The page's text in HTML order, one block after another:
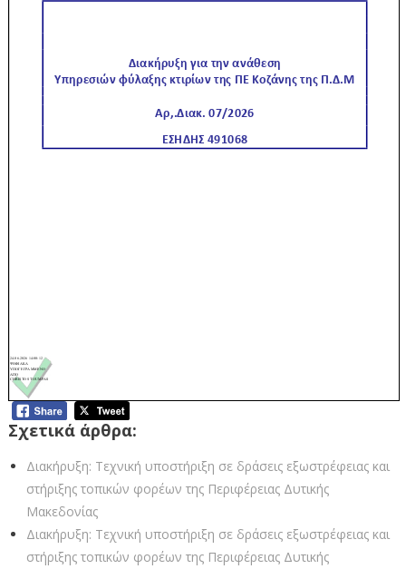
Σχετικά άρθρα:
Διακήρυξη: Τεχνική υποστήριξη σε δράσεις εξωστρέφειας και
στήριξης τοπικών φορέων της Περιφέρειας Δυτικής
Μακεδονίας
Διακήρυξη: Τεχνική υποστήριξη σε δράσεις εξωστρέφειας και
στήριξης τοπικών φορέων της Περιφέρειας Δυτικής